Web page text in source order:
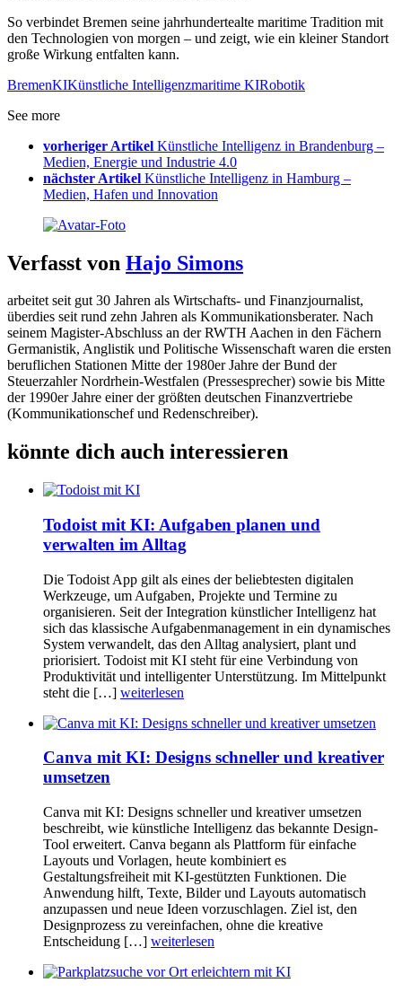
So verbindet Bremen seine jahrhundertealte maritime Tradition mit
den Technologien von morgen – und zeigt, wie ein kleiner Standort
große Wirkung entfalten kann.
BremenKIKünstliche Intelligenzmaritime KIRobotik
See more
vorheriger Artikel Künstliche Intelligenz in Brandenburg –
Medien, Energie und Industrie 4.0
nächster Artikel Künstliche Intelligenz in Hamburg –
Medien, Hafen und Innovation
Verfasst von Hajo Simons
arbeitet seit gut 30 Jahren als Wirtschafts- und Finanzjournalist,
überdies seit rund zehn Jahren als Kommunikationsberater. Nach
seinem Magister-Abschluss an der RWTH Aachen in den Fächern
Germanistik, Anglistik und Politische Wissenschaft waren die ersten
beruflichen Stationen Mitte der 1980er Jahre der Bund der
Steuerzahler Nordrhein-Westfalen (Pressesprecher) sowie bis Mitte
der 1990er Jahre einer der größten deutschen Finanzvertriebe
(Kommunikationschef und Redenschreiber).
könnte dich auch interessieren
Todoist mit KI: Aufgaben planen und
verwalten im Alltag
Die Todoist App gilt als eines der beliebtesten digitalen
Werkzeuge, um Aufgaben, Projekte und Termine zu
organisieren. Seit der Integration künstlicher Intelligenz hat
sich das klassische Aufgabenmanagement in ein dynamisches
System verwandelt, das den Alltag analysiert, plant und
priorisiert. Todoist mit KI steht für eine Verbindung von
Produktivität und intelligenter Unterstützung. Im Mittelpunkt
steht die […] weiterlesen
Canva mit KI: Designs schneller und kreativer
umsetzen
Canva mit KI: Designs schneller und kreativer umsetzen
beschreibt, wie künstliche Intelligenz das bekannte Design-
Tool erweitert. Canva begann als Plattform für einfache
Layouts und Vorlagen, heute kombiniert es
Gestaltungsfreiheit mit KI-gestützten Funktionen. Die
Anwendung hilft, Texte, Bilder und Layouts automatisch
anzupassen und neue Ideen vorzuschlagen. Ziel ist, den
Designprozess zu vereinfachen, ohne die kreative
Entscheidung […] weiterlesen